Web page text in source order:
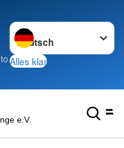
Sprache wechseln zu
Alles klar
e.V.